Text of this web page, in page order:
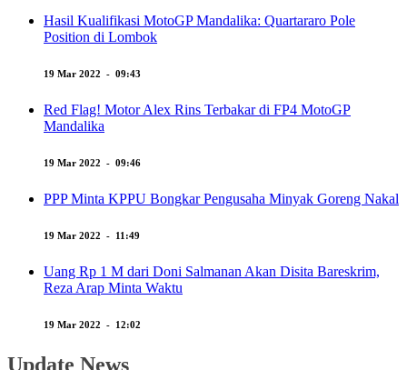
Hasil Kualifikasi MotoGP Mandalika: Quartararo Pole
Position di Lombok
19 Mar 2022 - 09:43
Red Flag! Motor Alex Rins Terbakar di FP4 MotoGP
Mandalika
19 Mar 2022 - 09:46
PPP Minta KPPU Bongkar Pengusaha Minyak Goreng Nakal
19 Mar 2022 - 11:49
Uang Rp 1 M dari Doni Salmanan Akan Disita Bareskrim,
Reza Arap Minta Waktu
19 Mar 2022 - 12:02
Update News